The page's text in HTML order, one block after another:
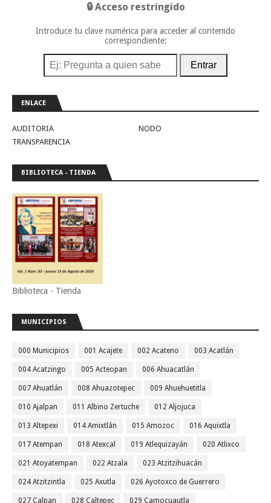
🔒 Acceso restringido
Introduce tu clave numérica para acceder al contenido
correspondiente:
Entrar
ENLACE
AUDITORIA
NODO
TRANSPARENCIA
BIBLIOTECA - TIENDA
Biblioteca - Tienda
MUNICIPIOS
000 Municipios 001 Acajete 002 Acateno 003 Acatlán
004 Acatzingo 005 Acteopan 006 Ahuacatlán
007 Ahuatlán 008 Ahuazotepec 009 Ahuehuetitla
010 Ajalpan 011 Albino Zertuche 012 Aljojuca
013 Altepexi 014 Amixtlán 015 Amozoc 016 Aquixtla
017 Atempan 018 Atexcal 019 Atlequizayán 020 Atlixco
021 Atoyatempan 022 Atzala 023 Atzitzihuacán
024 Atzitzintla 025 Axutla 026 Ayotoxco de Guerrero
027 Calpan 028 Caltepec 029 Camocuautla